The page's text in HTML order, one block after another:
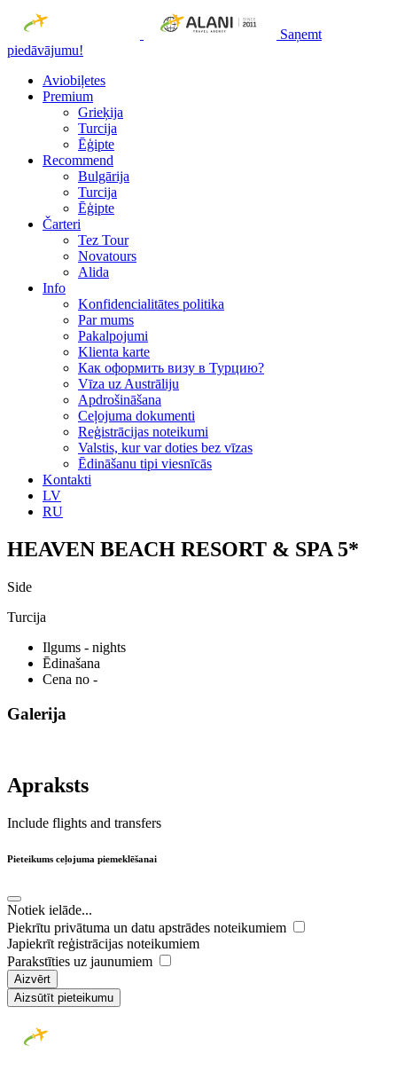
Saņemt
piedāvājumu!
Aviobiļetes
Premium
Grieķija
Turcija
Ēģipte
Recommend
Bulgārija
Turcija
Ēģipte
Čarteri
Tez Tour
Novatours
Alida
Info
Konfidencialitātes politika
Par mums
Рakalpojumi
Klienta karte
Как оформить визу в Турцию?
Vīza uz Austrāliju
Apdrošināšana
Ceļojuma dokumenti
Reģistrācijas noteikumi
Valstis, kur var doties bez vīzas
Ēdināšanu tipi viesnīcās
Kontakti
LV
RU
HEAVEN BEACH RESORT & SPA 5*
Side
Turcija
Ilgums - nights
Ēdinašana
Cena no -
Galerija
Apraksts
Include flights and transfers
Pieteikums ceļojuma piemeklēšanai
Notiek ielāde...
Piekrītu privātuma un datu apstrādes noteikumiem
Japiekrīt reģistrācijas noteikumiem
Parakstīties uz jaunumiem
Aizvērt
Aizsūtīt pieteikumu